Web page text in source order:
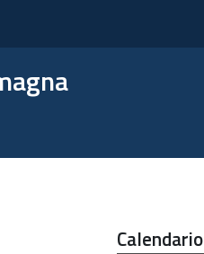
Calendario